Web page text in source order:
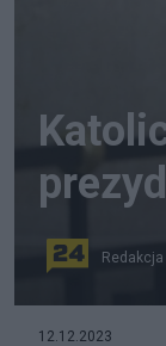
Redakcja
12.12.2023